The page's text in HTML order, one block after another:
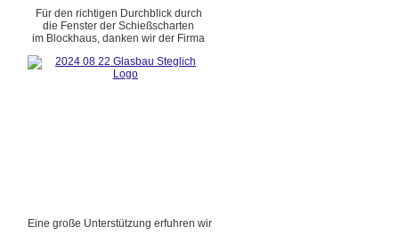
Für den richtigen Durchblick durch
die Fenster der Schießscharten
im Blockhaus, danken wir der Firma
Eine große Unterstützung erfuhren wir